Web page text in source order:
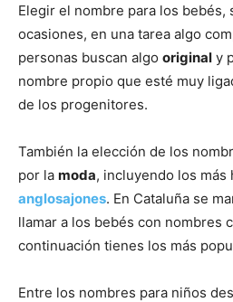
Elegir el nombre para los bebés,
ocasiones, en una tarea algo
personas buscan algo original y
nombre propio que esté muy
de los progenitores.
También la elección de los
por la moda, incluyendo los más
anglosajones. En Cataluña se
llamar a los bebés con nombres
continuación tienes los más
Entre los nombres para niños